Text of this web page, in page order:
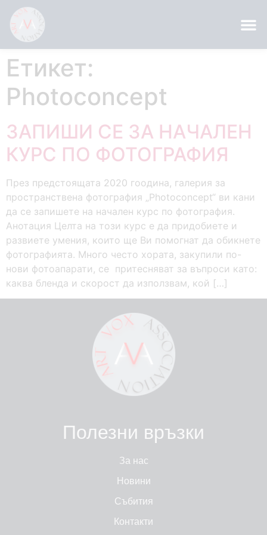
Етикет:
Photoconcept
ЗАПИШИ СЕ ЗА НАЧАЛЕН
КУРС ПО ФОТОГРАФИЯ
През предстоящата 2020 гоодина, галерия за
пространствена фотография „Photoconcept“ ви кани
да се запишете на начален курс по фотография.
Анотация Целта на този курс е да придобиете и
развиете умения, които ще Ви помогнат да обикнете
фотографията. Много често хората, закупили по-
нови фотоапарати, се притесняват за въпроси като:
каква бленда и скорост да използвам, кой […]
Полезни връзки
За нас
Новини
Събития
Контакти